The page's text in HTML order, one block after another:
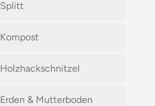
Splitt
Kompost
Holzhackschnitzel
Erden & Mutterboden